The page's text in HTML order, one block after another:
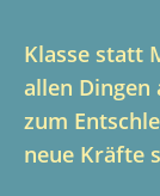
Klasse statt
allen
zum
neue Kräfte